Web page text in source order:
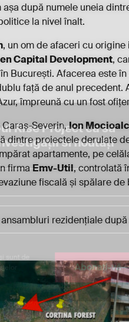
Rise Project ca să
si noutăţi
și sunt de
Abonați-vă
așa după numele uneia
la nivel înalt.
, un om de afaceri cu origine
Capital Development,
București. Afacerea este
față de anul precedent.
împreună cu un fost
Caraș-Severin,Ion
dintre proiectele derulate
apartamente, pe
firmaEmv-Util, controlată
fiscală și spălare de
rezidențiale